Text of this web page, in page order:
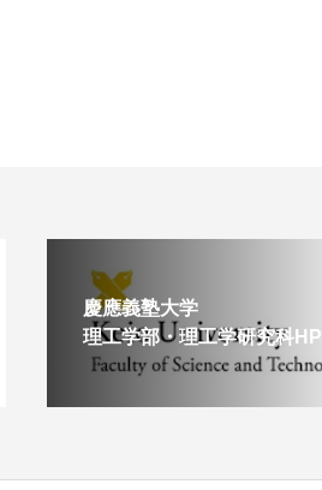
慶應義塾大学
理工学部・理工学研究科HP